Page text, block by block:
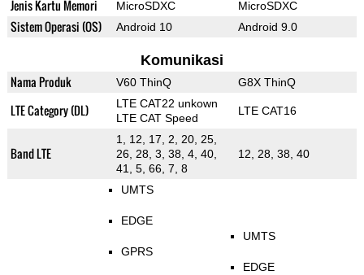
Jenis Kartu Memori MicroSDXC MicroSDXC
Sistem Operasi (OS) Android 10 Android 9.0
Komunikasi
Nama Produk V60 ThinQ G8X ThinQ
LTE Category (DL)
LTE CAT22 unkown
LTE CAT Speed
LTE CAT16
Band LTE
1, 12, 17, 2, 20, 25,
26, 28, 3, 38, 4, 40,
41, 5, 66, 7, 8
12, 28, 38, 40
UMTS
EDGE
GPRS
UMTS
EDGE